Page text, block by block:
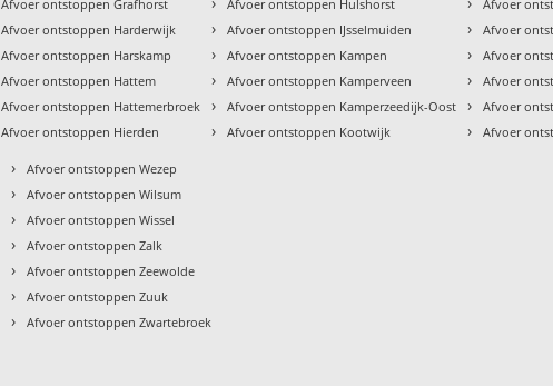
Afvoer ontstoppen Grafhorst
Afvoer ontstoppen Harderwijk
Afvoer ontstoppen Harskamp
Afvoer ontstoppen Hattem
Afvoer ontstoppen Hattemerbroek
Afvoer ontstoppen Hierden
Afvoer ontstoppen Hulshorst
› Afvoer ontstoppen IJsselmuiden
› Afvoer ontstoppen Kampen
› Afvoer ontstoppen Kamperveen
› Afvoer ontstoppen Kamperzeedijk-Oost
› Afvoer ontstoppen Kootwijk
Afvoer
› Afvoer
› Afvoer
› Afvoer
› Afvoer
› Afvoer
› Afvoer ontstoppen Wezep
› Afvoer ontstoppen Wilsum
› Afvoer ontstoppen Wissel
› Afvoer ontstoppen Zalk
› Afvoer ontstoppen Zeewolde
› Afvoer ontstoppen Zuuk
› Afvoer ontstoppen Zwartebroek